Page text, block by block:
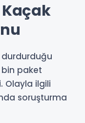
Kaçak
durdurduğu
paket
Olayla ilgili
soruşturma